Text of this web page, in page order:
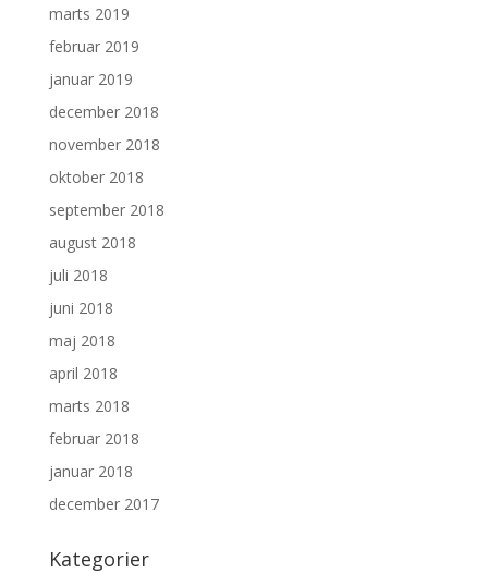
marts 2019
februar 2019
januar 2019
december 2018
november 2018
oktober 2018
september 2018
august 2018
juli 2018
juni 2018
maj 2018
april 2018
marts 2018
februar 2018
januar 2018
december 2017
Kategorier